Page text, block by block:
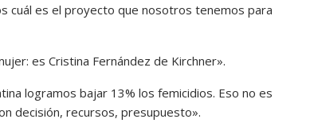
cuál es el proyecto que nosotros tenemos para
es Cristina Fernández de Kirchner».
logramos bajar 13% los femicidios. Eso no es
decisión, recursos, presupuesto».